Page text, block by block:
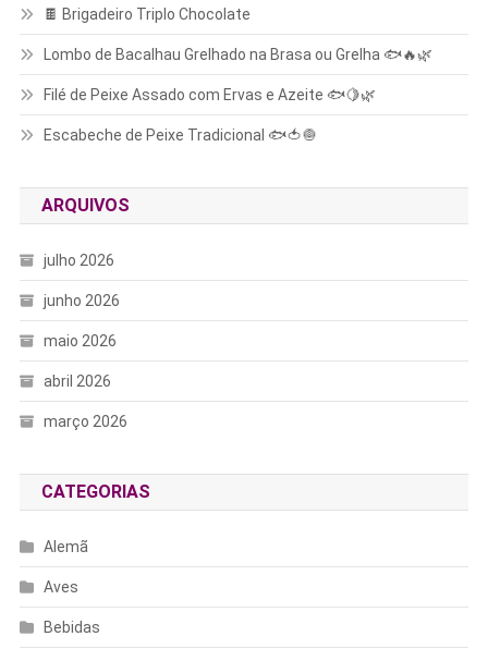
🍫 Brigadeiro Triplo Chocolate
Lombo de Bacalhau Grelhado na Brasa ou Grelha 🐟🔥🌿
Filé de Peixe Assado com Ervas e Azeite 🐟🍋🌿
Escabeche de Peixe Tradicional 🐟🍅🧅
ARQUIVOS
julho 2026
junho 2026
maio 2026
abril 2026
março 2026
CATEGORIAS
Alemã
Aves
Bebidas